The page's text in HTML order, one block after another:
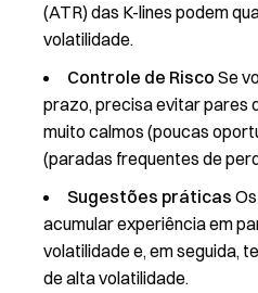
(ATR) das K-lines podem
volatilidade.
Controle de Risco Se
prazo, precisa evitar pares
muito calmos (poucas
(paradas frequentes de
Sugestões práticas
acumular experiência em
volatilidade e, em seguida,
de alta volatilidade.